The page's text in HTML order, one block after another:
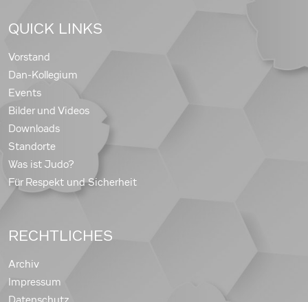
QUICK LINKS
Vorstand
Dan-Kollegium
Events
Bilder und Videos
Downloads
Standorte
Was ist Judo?
Für Respekt und Sicherheit
RECHTLICHES
Archiv
Impressum